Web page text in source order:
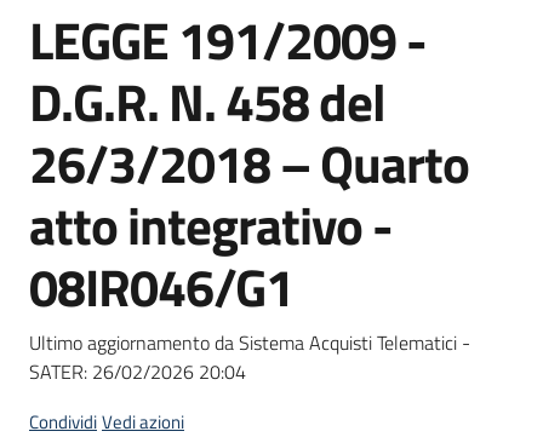
Bandi
e
di
Supporto
telematiche
Salta al contenuto
LEGGE 191/2009 -
D.G.R. N. 458 del
26/3/2018 – Quarto
atto integrativo -
08IR046/G1
Ultimo aggiornamento da Sistema Acquisti Telematici -
SATER: 26/02/2026 20:04
CondividiVedi azioni